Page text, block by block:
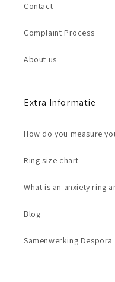
Contact
Complaint Process
About us
Extra Informatie
How do you measure
Ring size chart
What is an anxiety ring
Blog
Samenwerking Despora